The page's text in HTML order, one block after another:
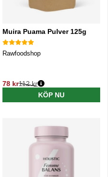
Muira Puama Pulver 125g
Rawfoodshop
78 kr
Ordinarie pris:
112 kr
KÖP NU